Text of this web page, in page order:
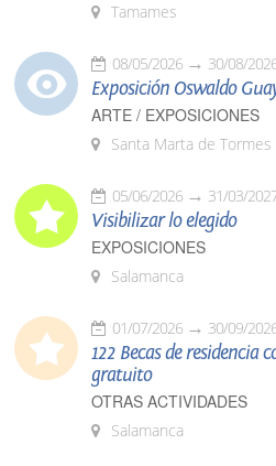
Tamames
08/05/2026 30/08/
Exposición Oswaldo
ARTE / EXPOSICIONES
Santa Marta de Tormes
05/06/2026 31/03/
Visibilizar lo elegido
EXPOSICIONES
Salamanca
01/07/2026 30/09/
122 Becas de residencia
gratuito
OTRAS ACTIVIDADES
Salamanca